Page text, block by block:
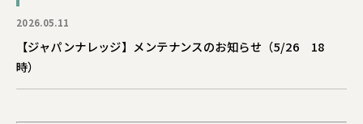
2026.05.11
【ジャパンナレッジ】メンテナンスのお知らせ（5/26 18
時）